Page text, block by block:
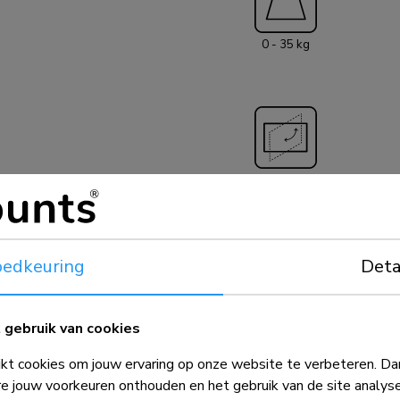
installatie aan
Tot slot is de
bevestiging van
daardoor trillingsvrij. Het kabelmanagement
CL25-540BL1
doordat deze
0 - 35 kg
van cookies
cookies om jouw ervaring op onze website te verbeteren.
jouw voorkeuren onthouden en het gebruik van de site